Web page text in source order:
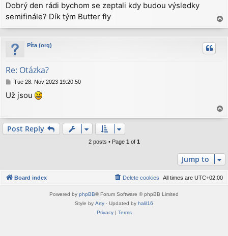
s
t
Dobrý den rádi bychom se zeptali kdy budou výsledky
semifinále? Dík tým Butter fly
o
p
Píta (org)
Re: Otázka?
P
s
Tue 28. Nov 2023 19:20:50
Už jsou
o
Post Reply
2 posts • Page 1 of 1
Jump to
Board index All times are UTC+02:00
Delete cookies
Powered by phpBB® Forum Software © phpBB Limited
Style by Arty · Updated by halil16
Privacy| Terms